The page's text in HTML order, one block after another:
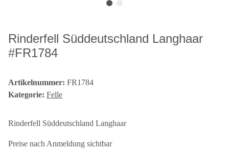
Rinderfell Süddeutschland Langhaar
#FR1784
Artikelnummer: FR1784
Kategorie: Felle
Rinderfell Süddeutschland Langhaar
Preise nach Anmeldung sichtbar